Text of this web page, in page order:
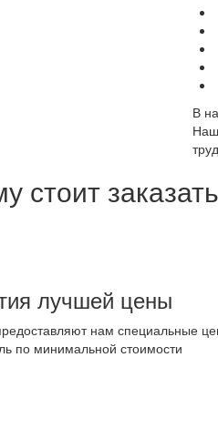
В
Наш
стоит
лучшей цены
нам специальные
по минимальной стоимости